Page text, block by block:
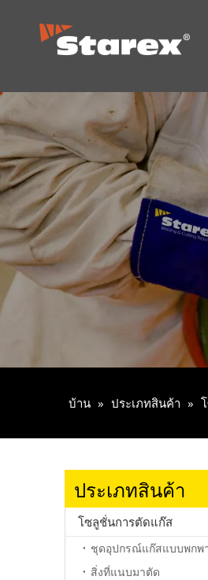
บ้าน » ประเภทสินค้า »
ประเภทสินค้า
โซลูชั่นการตัดแก๊ส
ชุดอุปกรณ์แก๊สแบบพกพ
สิ่งที่แนบมาตัด